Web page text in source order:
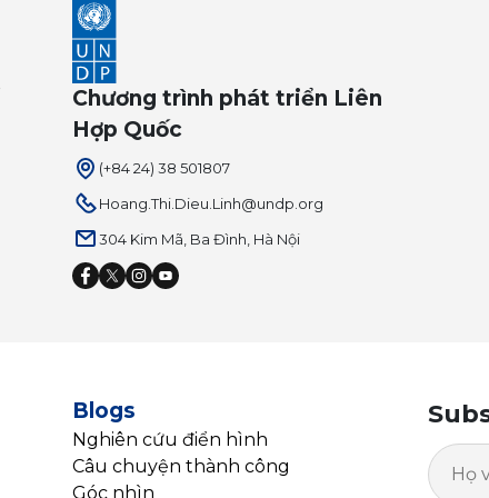
Chương trình phát triển Liên
Hợp Quốc
(+84 24) 38 501807
Hoang.Thi.Dieu.Linh@undp.org
304 Kim Mã, Ba Đình, Hà Nội
Blogs
Nghiên cứu điển hình
Câu chuyện thành công
Góc nhìn